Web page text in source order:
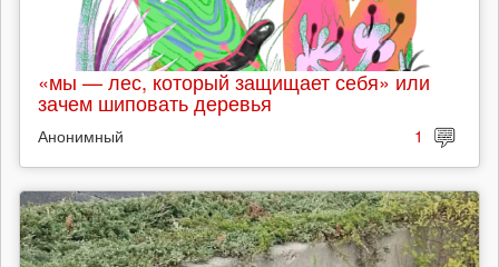
«мы — лес, который защищает себя» или
зачем шиповать деревья
Анонимный 1